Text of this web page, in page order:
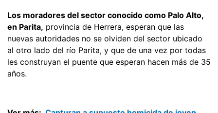
Los moradores del sector conocido como Palo Alto,
en Parita, provincia de Herrera, esperan que las
nuevas autoridades no se olviden del sector ubicado
al otro lado del río Parita, y que de una vez por todas
les construyan el puente que esperan hacen más de 35
años.